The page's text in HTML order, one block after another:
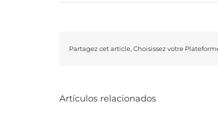
Partagez cet article, Choisissez votre
Artículos relacionados